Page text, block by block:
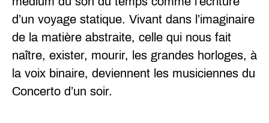
d’un voyage statique. Vivant dans l’imaginaire
de la matière abstraite, celle qui nous fait
naître, exister, mourir, les grandes horloges, à
la voix binaire, deviennent les musiciennes du
Concerto d’un soir.